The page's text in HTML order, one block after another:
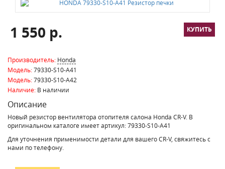
1 550 р.
Производитель: Honda
Модель:79330-S10-A41
Модель:79330-S10-A42
Наличие: В наличии
Описание
Новый резистор вентилятора отопителя салона Honda CR-V. В
оригинальном каталоге имеет артикул: 79330-S10-A41
Для уточнения применимости детали для вашего CR-V, свяжитесь с
нами по телефону.